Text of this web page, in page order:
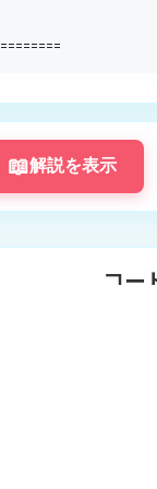
========
📖解説を表示
コー